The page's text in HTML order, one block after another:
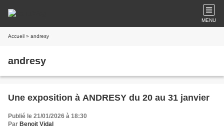
MENU
Accueil » andresy
andresy
Une exposition à ANDRESY du 20 au 31 janvier
Publié le 21/01/2026 à 18:30
Par Benoit Vidal